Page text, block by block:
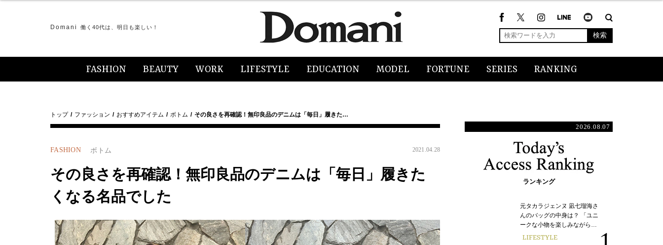
Domani 働く40代は、明日も楽しい！
検索
FASHION BEAUTY WORK LIFESTYLE EDUCATION MODEL FORTUNE SERIES RANKING
トップ ファッション おすすめアイテム ボトム その良さを再確認！無印良品のデニムは「毎日」履きた…
FASHION ボトム 2021.04.28
その良さを再確認！無印良品のデニムは「毎日」履きた
くなる名品でした
2026.08.07
ランキング
元タカラジェンヌ 凪七瑠海さ
んのバッグの中身は？ 「ユニ
ークな小物を楽しみながら…
LIFESTYLE